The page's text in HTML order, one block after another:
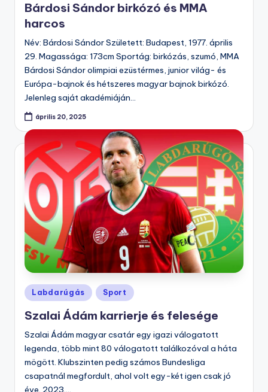
Bárdosi Sándor birkózó és MMA
harcos
Név: Bárdosi Sándor Született: Budapest, 1977. április
29. Magassága: 173cm Sportág: birkózás, szumó, MMA
Bárdosi Sándor olimpiai ezüstérmes, junior világ- és
Európa-bajnok és hétszeres magyar bajnok birkózó.
Jelenleg saját akadémiáján…
április 20, 2025
Posted
in
Labdarúgás Sport
Szalai Ádám karrierje és felesége
Szalai Ádám magyar csatár egy igazi válogatott
legenda, több mint 80 válogatott találkozóval a háta
mögött. Klubszinten pedig számos Bundesliga
csapatnál megfordult, ahol volt egy-két igen csak jó
éve. 2023.…